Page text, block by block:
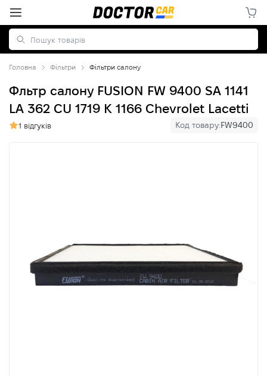
Головна Фільтри Фільтри салону
Фльтр салону FUSION FW 9400 SA 1141
LA 362 CU 1719 K 1166 Chevrolet Lacetti
1 відгуків Код товару:FW9400